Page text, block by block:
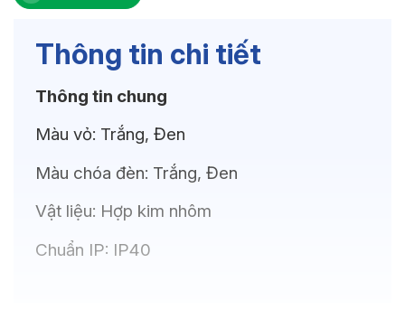
Thông tin chi tiết
Thông tin chung
Màu vỏ: Trắng, Đen
Màu chóa đèn: Trắng, Đen
Vật liệu: Hợp kim nhôm
Chuẩn IP: IP40